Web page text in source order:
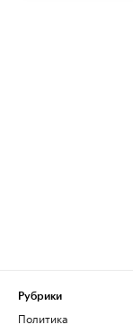
Рубрики
Политика